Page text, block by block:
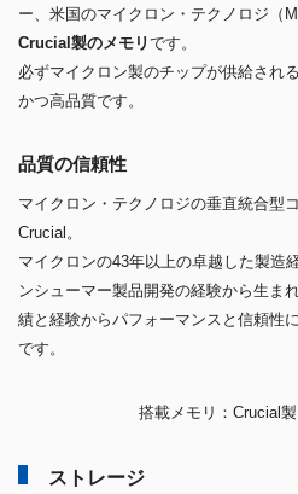
ー、米国のマイクロン・テクノロジ（
Crucial製のメモリです。
必ずマイクロン製のチップが供給され
かつ高品質です。
品質の信頼性
マイクロン・テクノロジの垂直統合型
Crucial。
マイクロンの43年以上の卓越した製造
ンシューマー製品開発の経験から生ま
績と経験からパフォーマンスと信頼性
です。
搭載メモリ：Crucial
ストレージ